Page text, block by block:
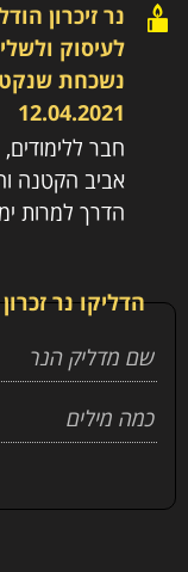
נר זיכרון
לעיסוק
נשכחת
12.04.2021
חבר
אביב הקטנה
הדרך למרות
הדליקו נר זכרון